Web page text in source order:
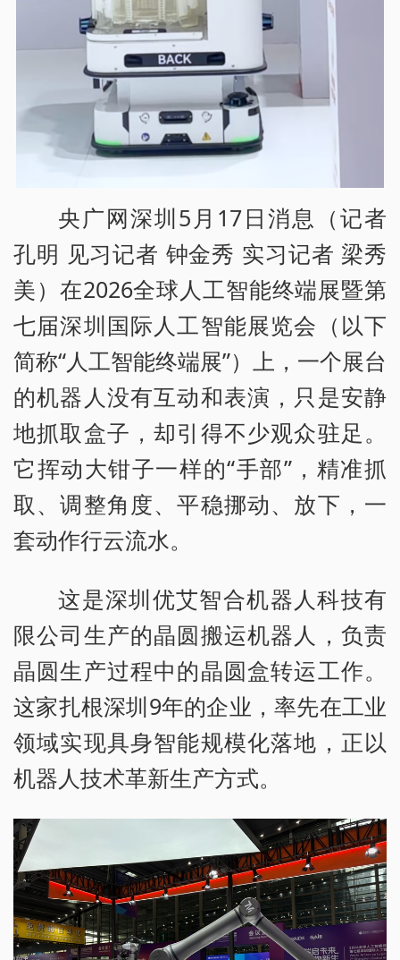
央广网深圳5月17日消息（记者
孔明 见习记者 钟金秀 实习记者 梁秀
美）在2026全球人工智能终端展暨第
七届深圳国际人工智能展览会（以下
简称“人工智能终端展”）上，一个展台
的机器人没有互动和表演，只是安静
地抓取盒子，却引得不少观众驻足。
它挥动大钳子一样的“手部”，精准抓
取、调整角度、平稳挪动、放下，一
套动作行云流水。
这是深圳优艾智合机器人科技有
限公司生产的晶圆搬运机器人，负责
晶圆生产过程中的晶圆盒转运工作。
这家扎根深圳9年的企业，率先在工业
领域实现具身智能规模化落地，正以
机器人技术革新生产方式。